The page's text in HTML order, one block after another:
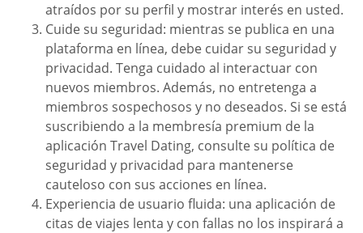
atraídos por su perfil y mostrar interés en usted.
Cuide su seguridad: mientras se publica en una
plataforma en línea, debe cuidar su seguridad y
privacidad. Tenga cuidado al interactuar con
nuevos miembros. Además, no entretenga a
miembros sospechosos y no deseados. Si se está
suscribiendo a la membresía premium de la
aplicación Travel Dating, consulte su política de
seguridad y privacidad para mantenerse
cauteloso con sus acciones en línea.
Experiencia de usuario fluida: una aplicación de
citas de viajes lenta y con fallas no los inspirará a